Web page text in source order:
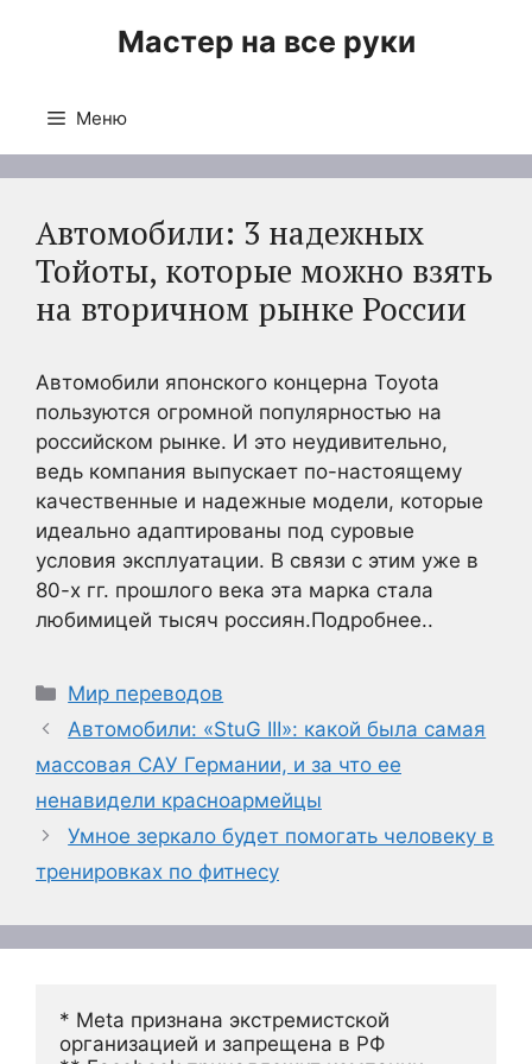
Мастер на все руки
Меню
Автомобили: 3 надежных
Тойоты, которые можно взять
на вторичном рынке России
Автомобили японского концерна Toyota
пользуются огромной популярностью на
российском рынке. И это неудивительно,
ведь компания выпускает по-настоящему
качественные и надежные модели, которые
идеально адаптированы под суровые
условия эксплуатации. В связи с этим уже в
80-х гг. прошлого века эта марка стала
любимицей тысяч россиян.Подробнее..
Рубрики
Мир переводов
Автомобили: «StuG III»: какой была самая
массовая САУ Германии, и за что ее
ненавидели красноармейцы
Умное зеркало будет помогать человеку в
тренировках по фитнесу
* Meta признана экстремистской
организацией и запрещена в РФ